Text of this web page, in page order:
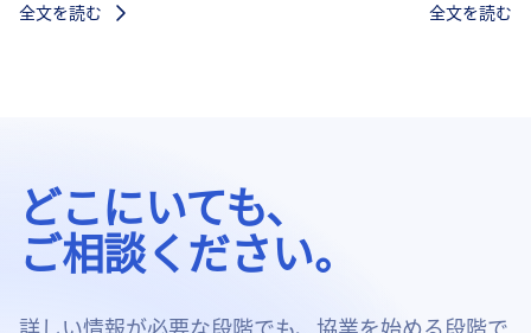
全文を読む 全文を読む
どこにいても、
ご相談ください。